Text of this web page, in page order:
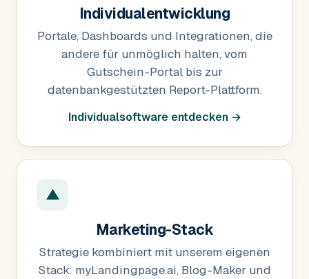
Individualentwicklung
Portale, Dashboards und Integrationen, die
andere für unmöglich halten, vom
Gutschein-Portal bis zur
datenbankgestützten Report-Plattform.
Individualsoftware entdecken →
▲
Marketing-Stack
Strategie kombiniert mit unserem eigenen
Stack: myLandingpage.ai, Blog-Maker und